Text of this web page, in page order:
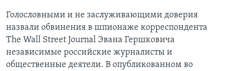
Голословными и не заслуживающими доверия
назвали обвинения в шпионаже корреспондента
The Wall Street Journal Эвана Гершковича
независимые российские журналисты и
общественные деятели. В опубликованном во